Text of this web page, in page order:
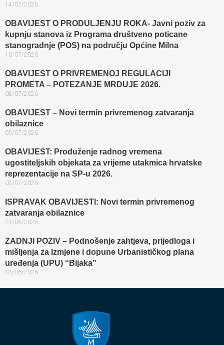
14/07/2026
OBAVIJEST O PRODULJENJU ROKA- Javni poziv za
kupnju stanova iz Programa društveno poticane
stanogradnje (POS) na području Općine Milna
10/07/2026
OBAVIJEST O PRIVREMENOJ REGULACIJI
PROMETA – POTEZANJE MRDUJE 2026.
08/07/2026
OBAVIJEST – Novi termin privremenog zatvaranja
obilaznice​
05/07/2026
OBAVIJEST: Produženje radnog vremena
ugostiteljskih objekata za vrijeme utakmica hrvatske
reprezentacije na SP-u 2026.
02/07/2026
ISPRAVAK OBAVIJESTI: Novi termin privremenog
zatvaranja obilaznice​
24/06/2026
ZADNJI POZIV – Podnošenje zahtjeva, prijedloga i
mišljenja za Izmjene i dopune Urbanističkog plana
uređenja (UPU) “Bijaka”
18/06/2026